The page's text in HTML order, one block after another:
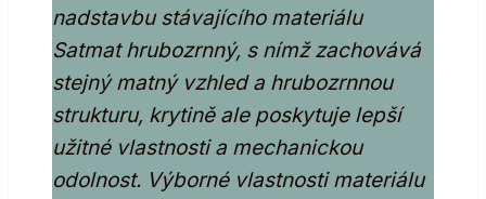
nadstavbu stávajícího materiálu
Satmat hrubozrnný, s nímž zachovává
stejný matný vzhled a hrubozrnnou
strukturu, krytině ale poskytuje lepší
užitné vlastnosti a mechanickou
odolnost. Výborné vlastnosti materiálu